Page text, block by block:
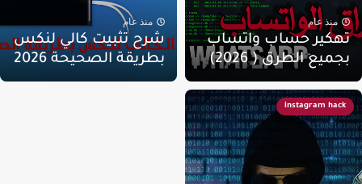
منذ عام
حساب واتساب
الطرق ( 2026)
منذ عام
شرح تثبيت كالي لنكس
بطريقة الصحيحة 2026
instagram hack